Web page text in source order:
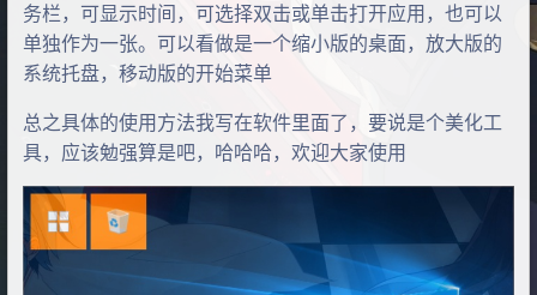
务栏，可显示时间，可选择双击或单击打开应用，也可以
单独作为一张。可以看做是一个缩小版的桌面，放大版的
系统托盘，移动版的开始菜单
总之具体的使用方法我写在软件里面了，要说是个美化工
具，应该勉强算是吧，哈哈哈，欢迎大家使用